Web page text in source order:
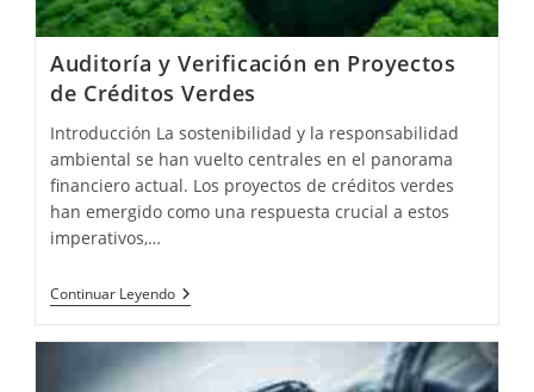
Auditoría y Verificación en Proyectos
de Créditos Verdes
Introducción La sostenibilidad y la responsabilidad
ambiental se han vuelto centrales en el panorama
financiero actual. Los proyectos de créditos verdes
han emergido como una respuesta crucial a estos
imperativos,…
Continuar LeyendoAuditoría
Y
En
Proyectos